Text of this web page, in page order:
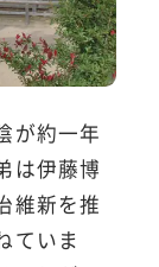
が約一年
は伊藤博
維新を推
ていま